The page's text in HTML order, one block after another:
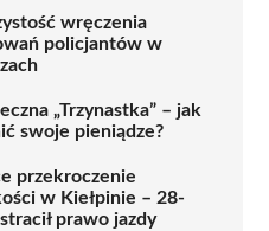
wręczenia
policjantów w
„Trzynastka” – jak
swoje pieniądze?
przekroczenie
w Kiełpinie – 28-
prawo jazdy